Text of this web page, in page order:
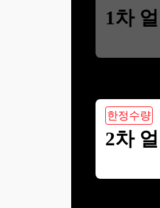
1차
한정수량
2차